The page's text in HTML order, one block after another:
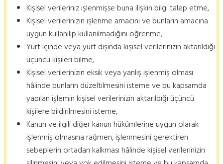
Kişisel verileriniz işlenmişse buna ilişkin bilgi talep etme,
Kişisel verilerinizin işlenme amacını ve bunların amacına
uygun kullanılıp kullanılmadığını öğrenme,
Yurt içinde veya yurt dışında kişisel verilerinizin aktarıldığı
üçüncü kişileri bilme,
Kişisel verilerinizin eksik veya yanlış işlenmiş olması
hâlinde bunların düzeltilmesini isteme ve bu kapsamda
yapılan işlemin kişisel verilerinizin aktarıldığı üçüncü
kişilere bildirilmesini isteme,
Kanun ve ilgili diğer kanun hükümlerine uygun olarak
işlenmiş olmasına rağmen, işlenmesini gerektiren
sebeplerin ortadan kalkması hâlinde kişisel verilerinizin